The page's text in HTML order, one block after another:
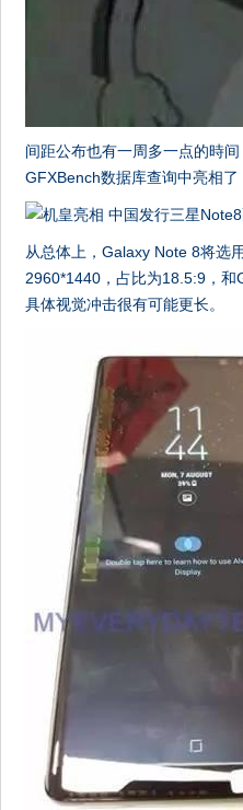
间距公布也有一周多一点的時
GFXBench数据库查询中亮相了
从总体上，Galaxy Note 8将选
2960*1440，占比为18.5:9，
具体视觉冲击很有可能更长。